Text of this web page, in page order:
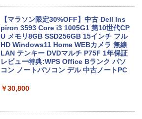
【マラソン限定30%OFF】中古 Dell Ins
piron 3593 Core i3 1005G1 第10世代CP
U メモリ8GB SSD256GB 15インチ フル
HD Windows11 Home WEBカメラ 無線
LAN テンキー DVDマルチ P75F 1年保証
レビュー特典:WPS Office Bランク パソ
コン ノートパソコン デル 中古ノートPC
￥30,800